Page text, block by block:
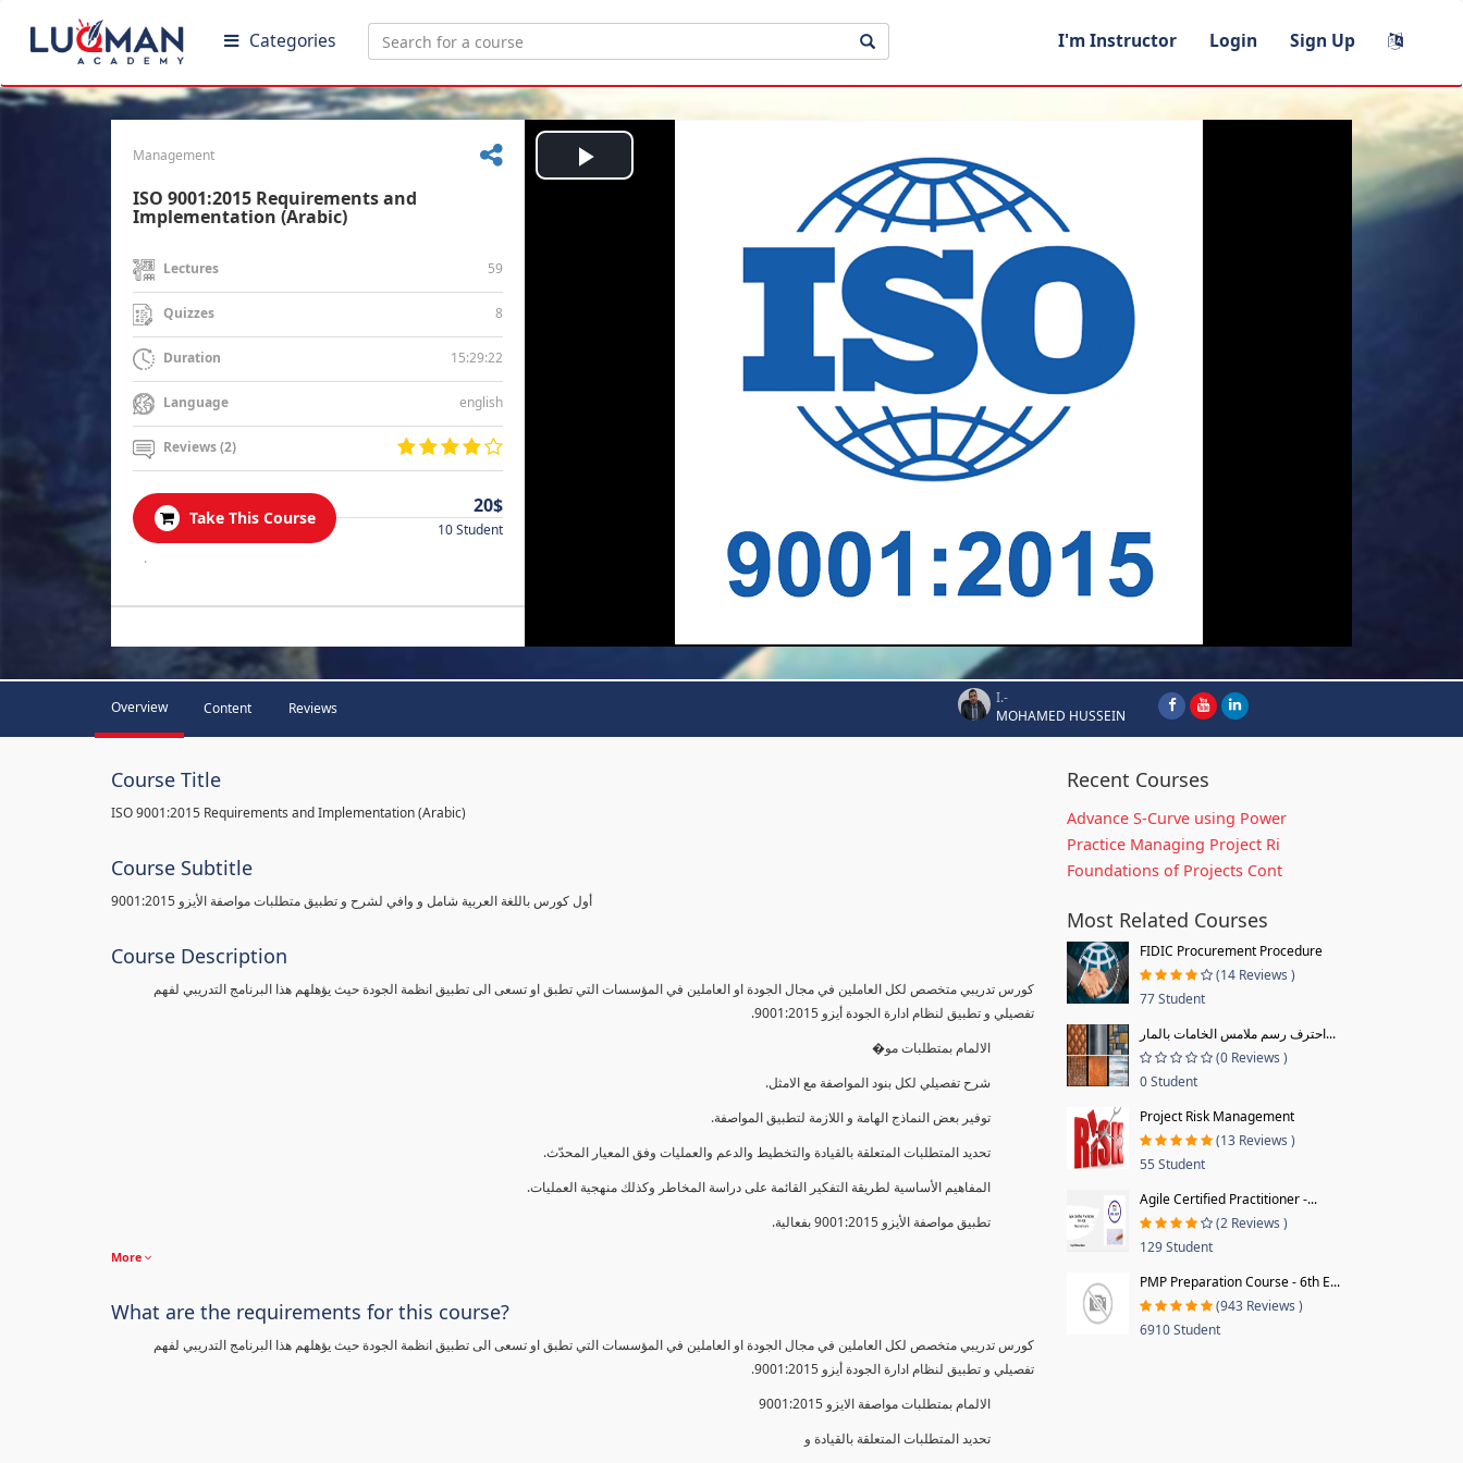
Categories I'm Instructor Login Sign Up
Management
ISO 9001:2015 Requirements and
Implementation (Arabic)
Lectures 59
Quizzes 8
Duration 15:29:22
Language english
Reviews (2)
Take This Course
20$
10 Student
.
Play
Overview Content Reviews
I.-
MOHAMED HUSSEIN
Course Title
ISO 9001:2015 Requirements and Implementation (Arabic)
Course Subtitle
أول كورس باللغة العربية شامل و وافي لشرح و تطبيق متطلبات مواصفة الأيزو 9001:2015
Course Description
كورس تدريبي متخصص لكل العاملين في مجال الجودة او العاملين في المؤسسات التي تطبق او تسعى الى تطبيق انظمة الجودة حيث يؤهلهم هذا البرنامج التدريبي لفهم
تفصيلي و تطبيق لنظام ادارة الجودة أيزو 9001:2015.
الالمام بمتطلبات مو�
شرح تفصيلي لكل بنود المواصفة مع الامثل.
توفير بعض النماذج الهامة و اللازمة لتطبيق المواصفة.
تحديد المتطلبات المتعلقة بالقيادة والتخطيط والدعم والعمليات وفق المعيار المحدّث.
المفاهيم الأساسية لطريقة التفكير القائمة على دراسة المخاطر وكذلك منهجية العمليات.
تطبيق مواصفة الأيزو 9001:2015 بفعالية.
More
What are the requirements for this course?
كورس تدريبي متخصص لكل العاملين في مجال الجودة او العاملين في المؤسسات التي تطبق او تسعى الى تطبيق انظمة الجودة حيث يؤهلهم هذا البرنامج التدريبي لفهم
تفصيلي و تطبيق لنظام ادارة الجودة أيزو 9001:2015.
الالمام بمتطلبات مواصفة الايزو 9001:2015
تحديد المتطلبات المتعلقة بالقيادة و
Recent Courses
Advance S-Curve using Power
Practice Managing Project Ri
Foundations of Projects Cont
Most Related Courses
FIDIC Procurement Procedure
(14 Reviews )
77 Student
احترف رسم ملامس الخامات بالمار...
(0 Reviews )
0 Student
Project Risk Management
(13 Reviews )
55 Student
Agile Certified Practitioner -...
(2 Reviews )
129 Student
PMP Preparation Course - 6th E...
(943 Reviews )
6910 Student